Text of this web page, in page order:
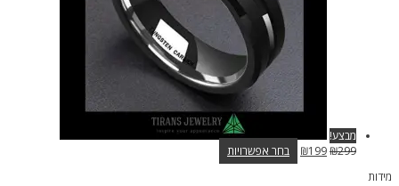
מבצע!
₪299
המחיר
₪199
המחיר
הנוכחי
בחר אפשרויות
זה
מידות